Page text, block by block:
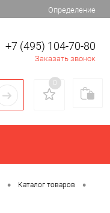
Определение
+7 (495) 104-70-80
Заказать звонок
0
• Каталог товаров •